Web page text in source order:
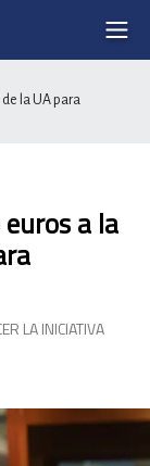
la UA para
a la
LA INICIATIVA